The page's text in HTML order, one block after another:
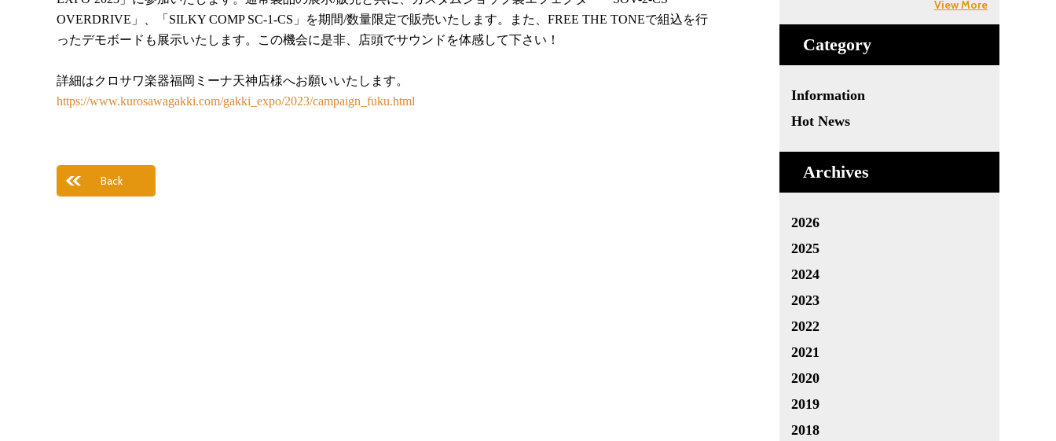
OVERDRIVE」、「SILKY COMP SC-1-CS」を期間/数量限定で販売いたします。また、FREE THE TONEで組込を行
ったデモボードも展示いたします。この機会に是非、店頭でサウンドを体感して下さい！
詳細はクロサワ楽器福岡ミーナ天神店様へお願いいたします。
https://www.kurosawagakki.com/gakki_expo/2023/campaign_fuku.html
Back
View More
Category
Information
Hot News
Archives
2026
2025
2024
2023
2022
2021
2020
2019
2018